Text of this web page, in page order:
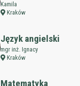
Kamila
Kraków
Język angielski
mgr inż. Ignacy
Kraków
Matematyka